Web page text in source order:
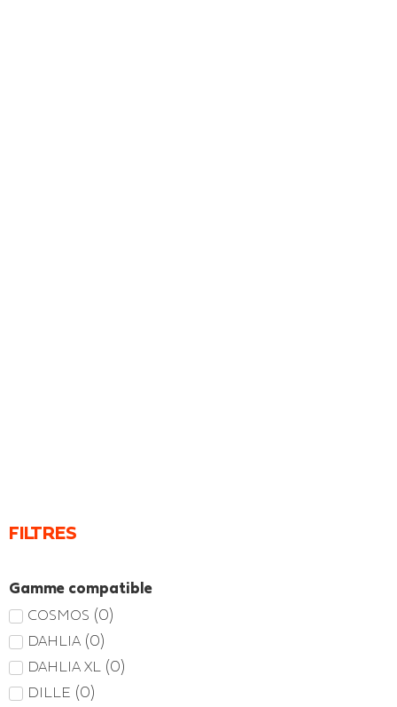
FILTRES
Gamme compatible
COSMOS (0)
DAHLIA (0)
DAHLIA XL (0)
DILLE (0)